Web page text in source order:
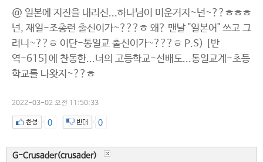
@ 일본에 지진을 내리신...하나님이 미운거지~넌~??ㅎㅎㅎ
넌, 재일-조총련 출신이가~???ㅎ 왜? 맨날 "일본어" 쓰고 그
러니~??ㅎ 이단-통일교 출신이가~???ㅎ P.S) [반
역-615]에 찬동한...너의 고등학교-선배도...통일교계-초등
학교를 나왓지~??ㅎ
2022-03-02 오전 11:50:33
0 0
G-Crusader(crusader)